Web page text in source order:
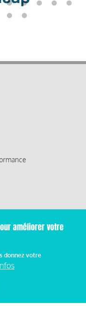
d’utilisation et
améliorer votre
donnez votre